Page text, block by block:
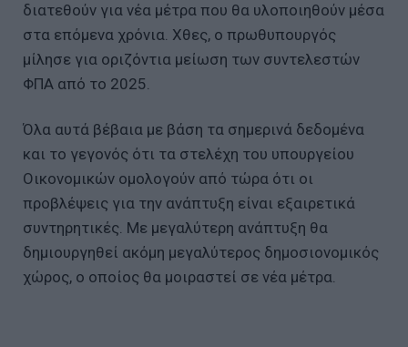
διατεθούν για νέα μέτρα που θα υλοποιηθούν μέσα
στα επόμενα χρόνια. Χθες, ο πρωθυπουργός
μίλησε για οριζόντια μείωση των συντελεστών
ΦΠΑ από το 2025.
Όλα αυτά βέβαια με βάση τα σημερινά δεδομένα
και το γεγονός ότι τα στελέχη του υπουργείου
Οικονομικών ομολογούν από τώρα ότι οι
προβλέψεις για την ανάπτυξη είναι εξαιρετικά
συντηρητικές. Με μεγαλύτερη ανάπτυξη θα
δημιουργηθεί ακόμη μεγαλύτερος δημοσιονομικός
χώρος, ο οποίος θα μοιραστεί σε νέα μέτρα.